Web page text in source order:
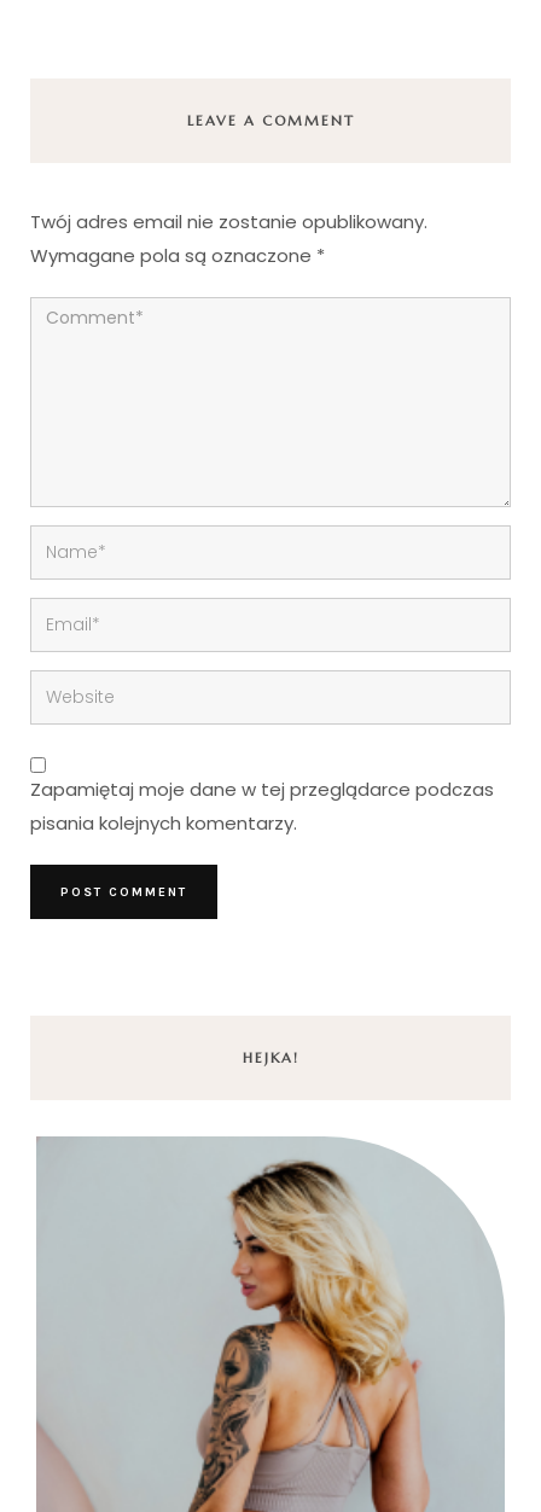
LEAVE A COMMENT
Twój adres email nie zostanie opublikowany.
Wymagane pola są oznaczone *
Zapamiętaj moje dane w tej przeglądarce podczas
pisania kolejnych komentarzy.
HEJKA!